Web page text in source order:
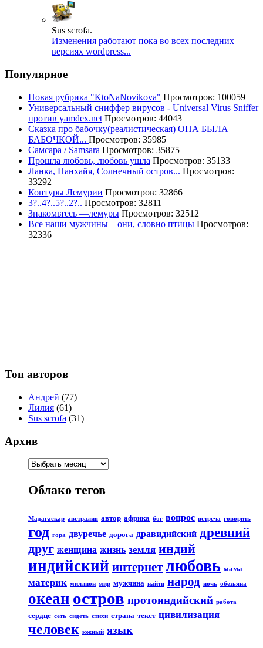
Sus scrofa.
Изменения работают пока во всех последних
версиях wordpress...
Популярное
Новая рубрика "KtoNaNovikova" Просмотров: 100059
Универсальный сниффер вирусов - Universal Virus Sniffer
против yamdex.net Просмотров: 44043
Сказка про бабочку(реалистическая) ОНА БЫЛА
БАБОЧКОЙ... Просмотров: 35985
Самсара / Samsara Просмотров: 35875
Прошла любовь, любовь ушла Просмотров: 35133
Ланка, Панхайя, Солнечный остров... Просмотров:
33292
Контуры Лемурии Просмотров: 32866
3?..4?..5?..2?.. Просмотров: 32811
Знакомьтесь —лемуры Просмотров: 32512
Все наши мужчины – они, словно птицы Просмотров:
32336
Топ авторов
Андрей (77)
Лилия (61)
Sus scrofa (31)
Архив
Облако тегов
Мадагаскар австралия автор африка бог вопрос встреча говорить
год гора двуречье дорога дравидийский древний
друг женщина жизнь земля индий
индийский интернет любовь мама
материк миллион мир мужчина найти народ ночь обезьяна
океан остров протоиндийский работа
сердце сеть сидеть стихи страна текст цивилизация
человек южный язык